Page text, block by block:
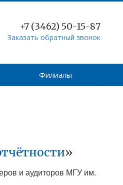
+7 (3462) 50-15-87
Заказать обратный звонок
Филиалы
»
и аудиторов МГУ им.